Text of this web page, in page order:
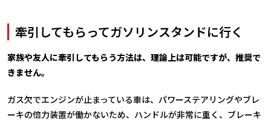
牽引してもらってガソリンスタンドに行く
家族や友人に牽引してもらう方法は、理論上は可能ですが、推奨で
きません。
ガス欠でエンジンが止まっている車は、パワーステアリングやブレ
ーキの倍力装置が働かないため、ハンドルが非常に重く、ブレーキ